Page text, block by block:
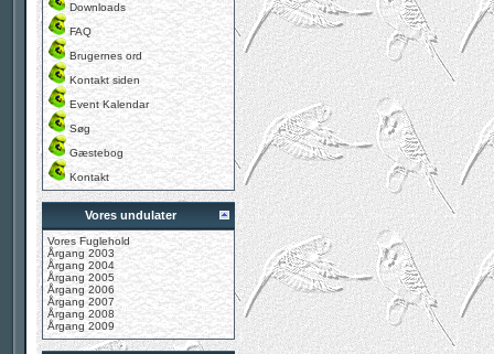
Downloads
FAQ
Brugernes ord
Kontakt siden
Event Kalendar
Søg
Gæstebog
Kontakt
Vores undulater
Vores Fuglehold
Årgang 2003
Årgang 2004
Årgang 2005
Årgang 2006
Årgang 2007
Årgang 2008
Årgang 2009